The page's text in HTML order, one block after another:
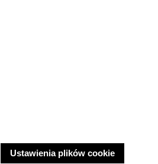
Ustawienia plików cookie